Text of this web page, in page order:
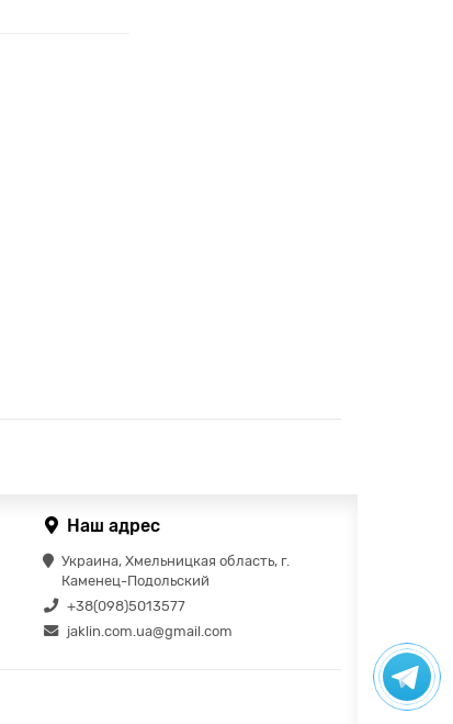
Наш адрес
Украина, Хмельницкая область, г.
Каменец-Подольский
+38(098)5013577
jaklin.com.ua@gmail.com